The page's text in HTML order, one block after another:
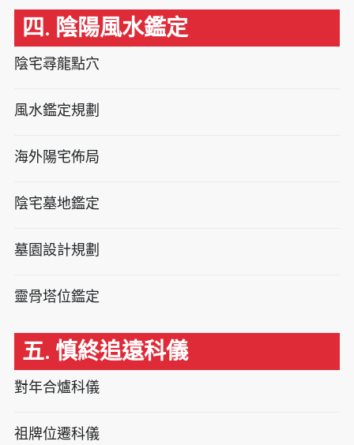
四. 陰陽風水鑑定
陰宅尋龍點穴
風水鑑定規劃
海外陽宅佈局
陰宅墓地鑑定
墓園設計規劃
靈骨塔位鑑定
五. 慎終追遠科儀
對年合爐科儀
祖牌位遷科儀